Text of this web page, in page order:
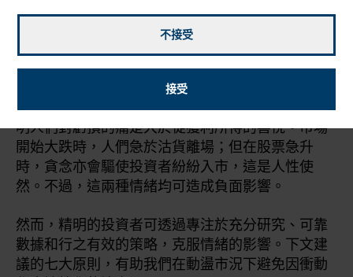
不接受
接受
懼怕損失，是人性使然。
諾貝爾獎得主心理學家Daniel Kahneman在其迴避
虧損（loss aversion）的理論闡述了上述觀點，說
明人們對虧損的痛楚大於從獲利所得的喜悅。市場
開始大跌時，人們急於沽貨離場；但在股票急升
時，貪念亦會驅使投資者紛紛入市，這是人性使
然。不過，這兩種情緒均可造成負面影響。
然而，精明的投資者可透過專注於充分研究、可靠
數據和行之有效的策略，克服情緒的影響。下文建
議的七大原則，有助我們在動盪市況下避免因衝動